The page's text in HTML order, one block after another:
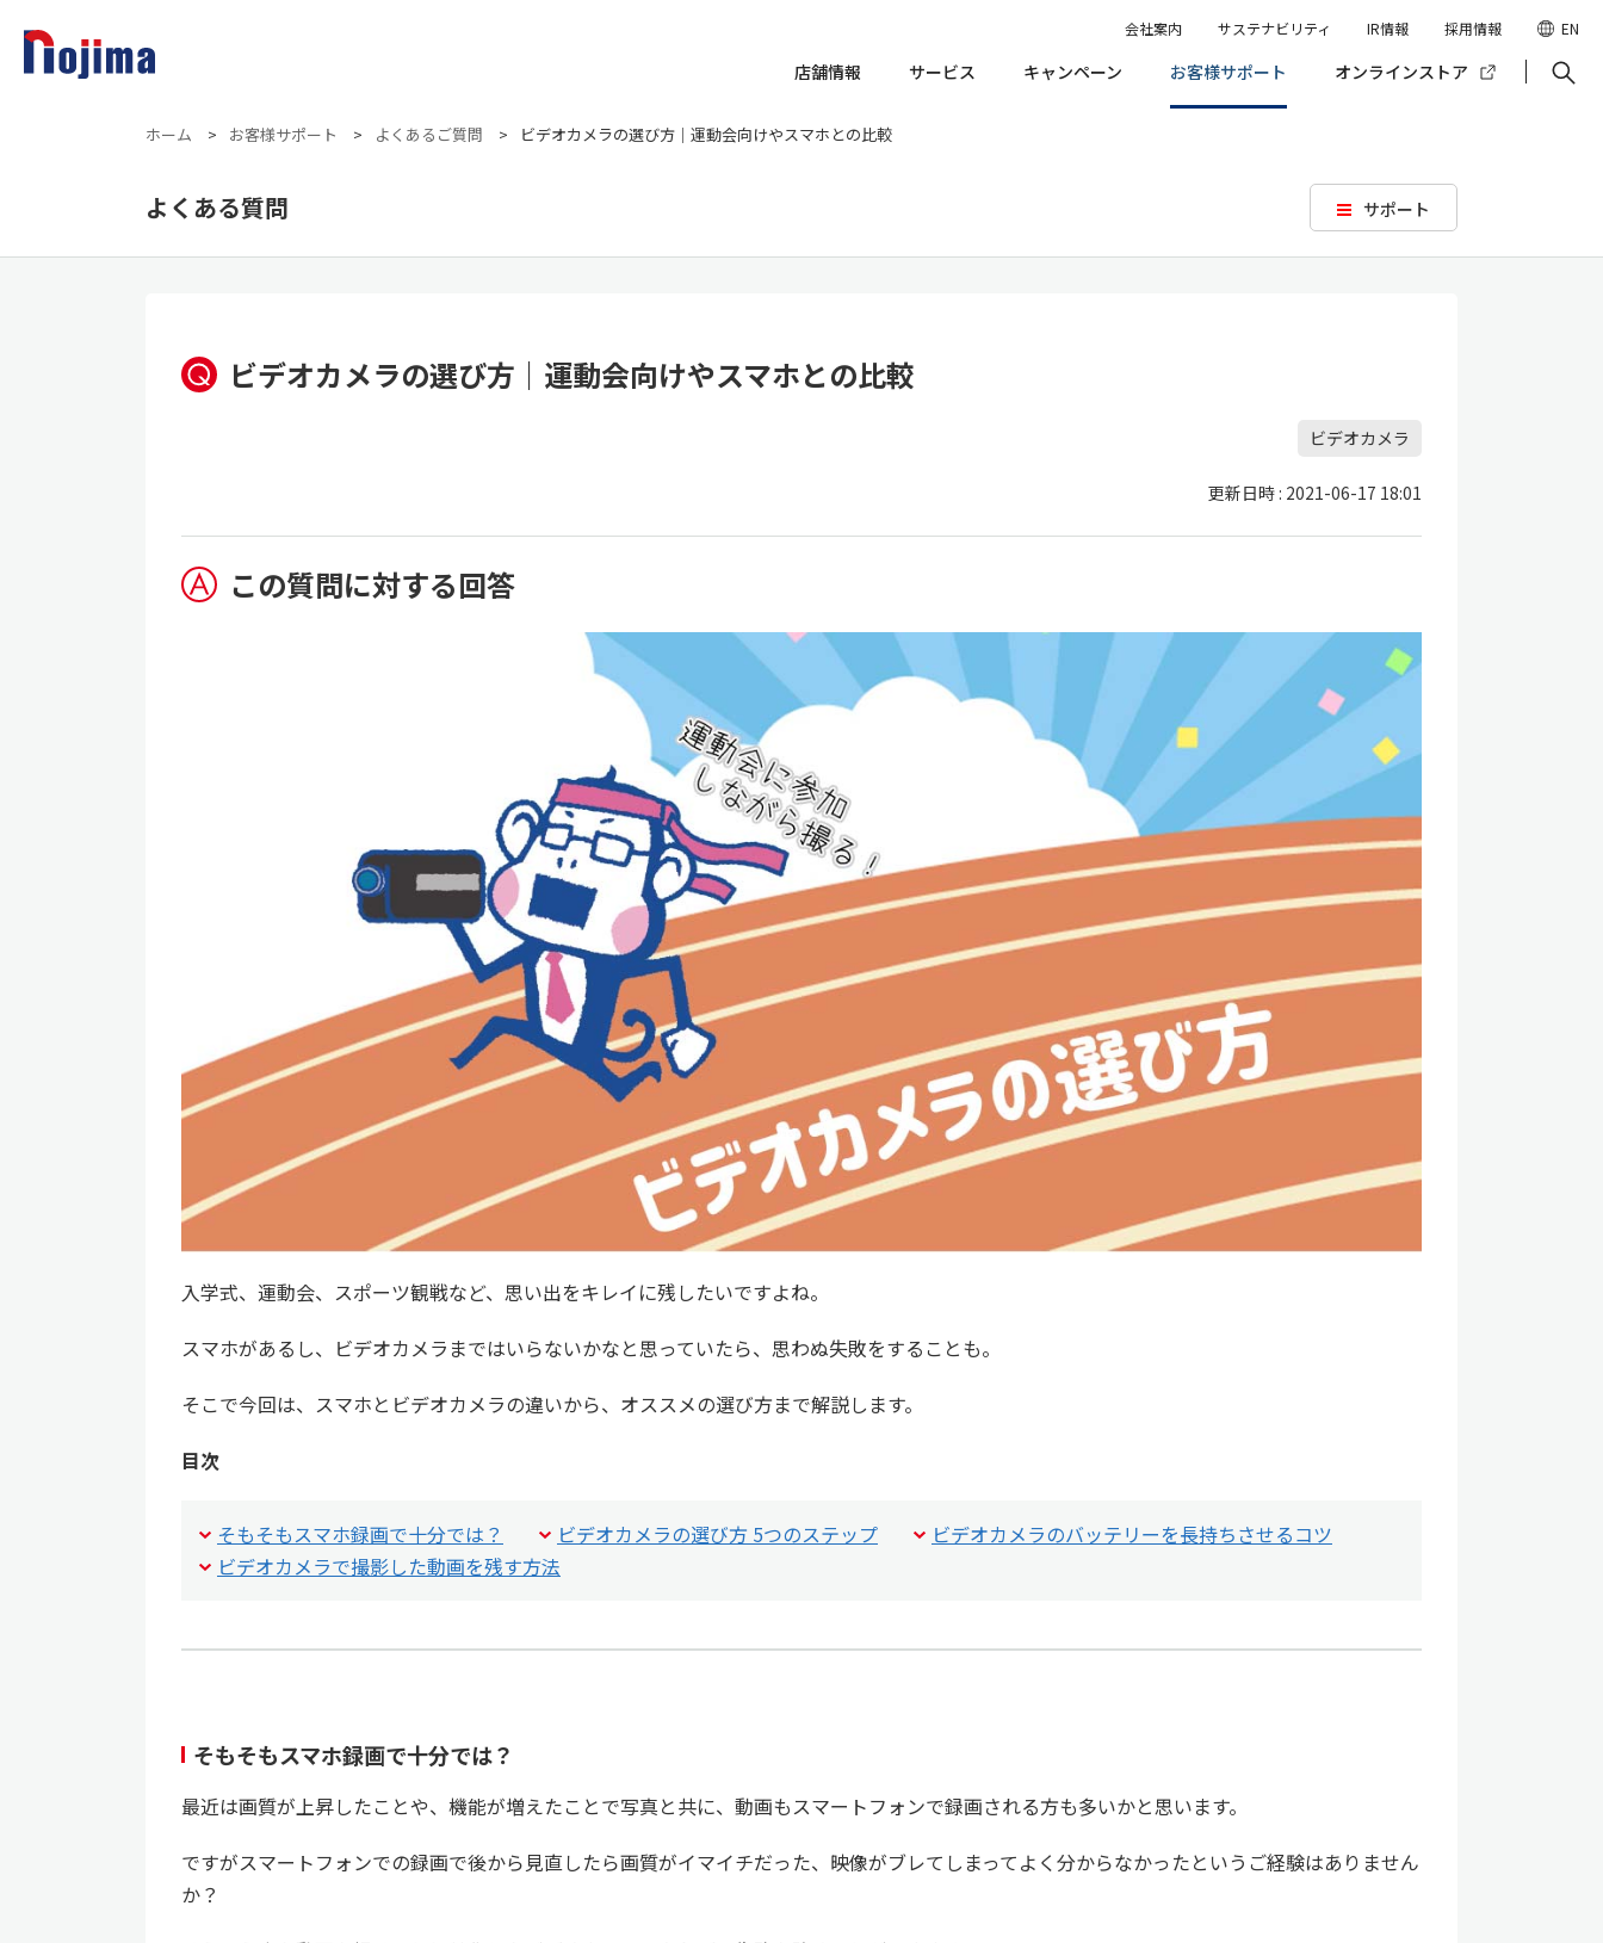
店舗情報 サービス キャンペーン お客様サポート オンラインストア
会社案内 サステナビリティ IR情報 採用情報 EN
ホーム > お客様サポート > よくあるご質問 > ビデオカメラの選び方｜運動会向けやスマホとの比較
サポート
よくある質問
ビデオカメラの選び方｜運動会向けやスマホとの比較
ビデオカメラ
更新日時 : 2021-06-17 18:01
この質問に対する回答
入学式、運動会、スポーツ観戦など、思い出をキレイに残したいですよね。
スマホがあるし、ビデオカメラまではいらないかなと思っていたら、思わぬ失敗をすることも。
そこで今回は、スマホとビデオカメラの違いから、オススメの選び方まで解説します。
目次
そもそもスマホ録画で十分では？ ビデオカメラの選び方 5つのステップ
ビデオカメラのバッテリーを長持ちさせるコツ
ビデオカメラで撮影した動画を残す方法
そもそもスマホ録画で十分では？
最近は画質が上昇したことや、機能が増えたことで写真と共に、動画もスマートフォンで録画される方も多いかと思います。
ですがスマートフォンでの録画で後から見直したら画質がイマイチだった、映像がブレてしまってよく分からなかったというご経験はありません
か？